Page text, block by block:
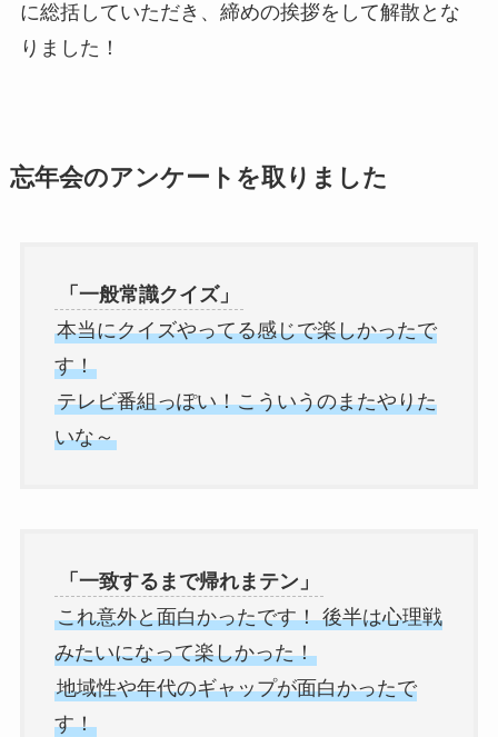
に総括していただき、締めの挨拶をして解散とな
りました！
忘年会のアンケートを取りました
「一般常識クイズ」
本当にクイズやってる感じで楽しかったで
す！
テレビ番組っぽい！こういうのまたやりた
いな～
「一致するまで帰れまテン」
これ意外と面白かったです！ 後半は心理戦
みたいになって楽しかった！
地域性や年代のギャップが面白かったで
す！